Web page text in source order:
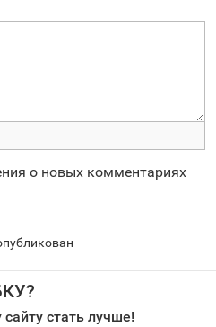
о новых комментариях
стать лучше!